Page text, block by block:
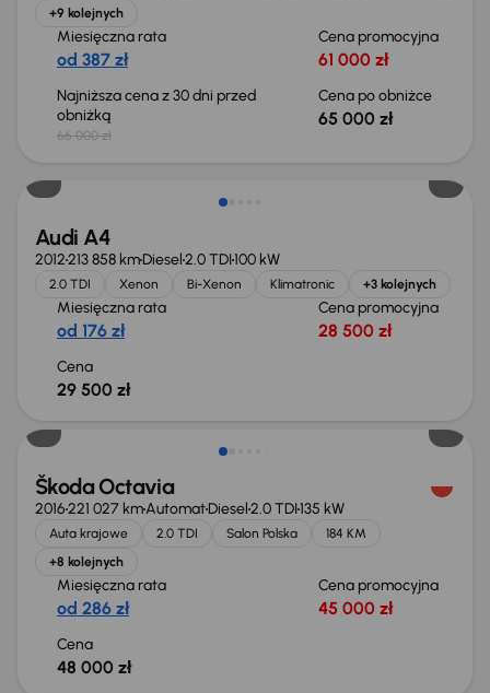
+9 kolejnych
Miesięczna rata
od 387 zł
Cena promocyjna
61 000 zł
Najniższa cena z 30 dni przed
obniżką
66 000 zł
Cena po obniżce
65 000 zł
Audi A4
2012213 858 kmDiesel2.0 TDI100 kW
2.0 TDI Xenon Bi-Xenon Klimatronic +3 kolejnych
Miesięczna rata
od 176 zł
Cena promocyjna
28 500 zł
Cena
29 500 zł
Škoda Octavia
2016221 027 kmAutomatDiesel2.0 TDI135 kW
Auta krajowe 2.0 TDI Salon Polska
184 KM
+8 kolejnych
Miesięczna rata
od 286 zł
Cena promocyjna
45 000 zł
Cena
48 000 zł
Taniej o 1 500 zł